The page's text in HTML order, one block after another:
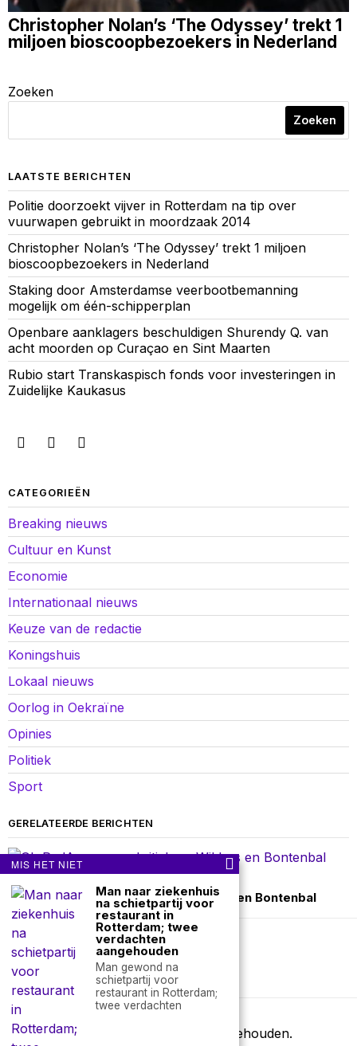
Christopher Nolan’s ‘The Odyssey’ trekt 1
miljoen bioscoopbezoekers in Nederland
Zoeken
Zoeken
LAATSTE BERICHTEN
Politie doorzoekt vijver in Rotterdam na tip over
vuurwapen gebruikt in moordzaak 2014
Christopher Nolan’s ‘The Odyssey’ trekt 1 miljoen
bioscoopbezoekers in Nederland
Staking door Amsterdamse veerbootbemanning
mogelijk om één-schipperplan
Openbare aanklagers beschuldigen Shurendy Q. van
acht moorden op Curaçao en Sint Maarten
Rubio start Transkaspisch fonds voor investeringen in
Zuidelijke Kaukasus
CATEGORIEËN
Breaking nieuws
Cultuur en Kunst
Economie
Internationaal nieuws
Keuze van de redactie
Koningshuis
Lokaal nieuws
Oorlog in Oekraïne
Opinies
Politiek
Sport
GERELATEERDE BERICHTEN
GL-PvdA-congres: kritiek op Wilders en Bontenbal
Over ons
nieuwsimpuls.online
©
- Alle rechten voorbehouden.
MIS HET NIET
Man naar ziekenhuis
na schietpartij voor
restaurant in
Rotterdam; twee
verdachten
aangehouden
Man gewond na
schietpartij voor
restaurant in Rotterdam;
twee verdachten